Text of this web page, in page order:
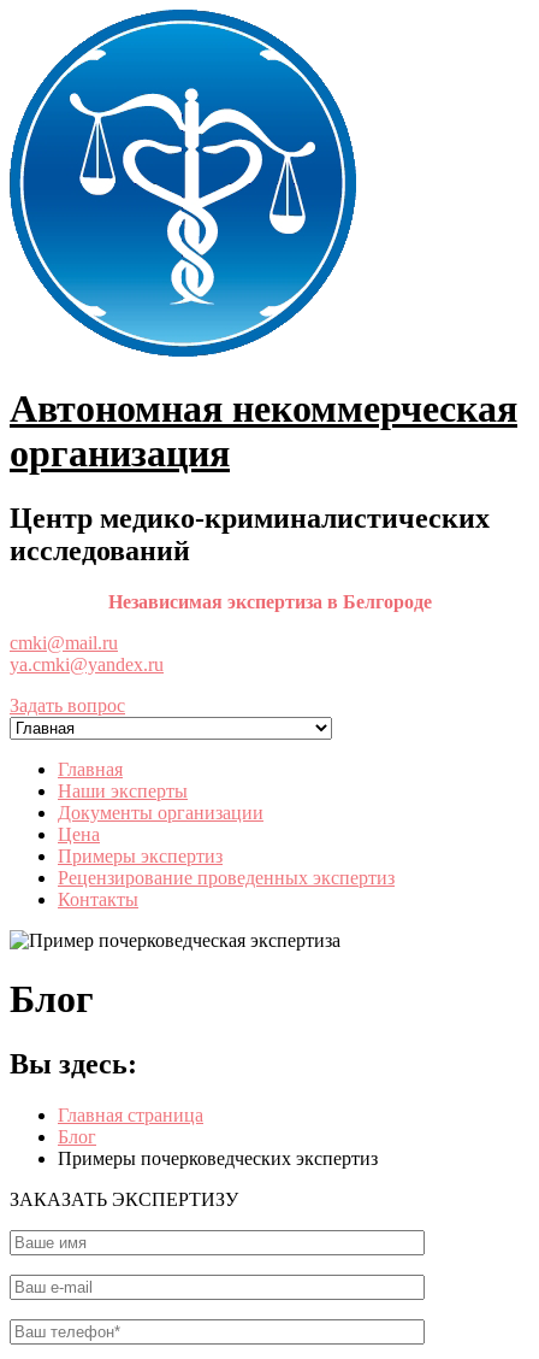
содержимому
Автономная некоммерческая
организация
Центр медико-криминалистических
исследований
Независимая экспертиза в Белгороде
cmki@mail.ru
ya.cmki@yandex.ru
Задать вопрос
Главная
Наши эксперты
Документы организации
Цена
Примеры экспертиз
Рецензирование проведенных экспертиз
Контакты
Блог
Вы здесь:
Главная страница
Блог
Примеры почерковедческих экспертиз
ЗАКАЗАТЬ ЭКСПЕРТИЗУ